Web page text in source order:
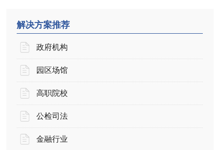
解决方案推荐
政府机构
园区场馆
高职院校
公检司法
金融行业